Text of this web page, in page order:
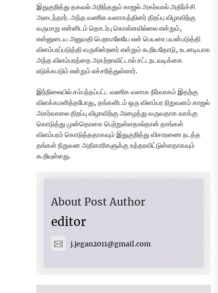
இதுகுறித்து தகவல் அறிந்ததும் காஜல் அகர்வால் அதிர்ச்சி
அடைந்தார். அந்த வணிக வளாகத்தினர் திறப்பு விழாவிற்கு
வருமாறு என்னிடம் தொடர்பு கொள்ளவில்லை என்றும்,
என்னுடைய அனுமதி பெறாமலேயே என் பெயரை பயன்படுத்தி
விளம்பரப்படுத்தி வருகின்றனர் என்றும் கூறியதோடு, உடனடியாக
அந்த விளம்பரத்தை அகற்றாவிட்டால் சட்டநடவடிக்கை
எடுக்கபடும் என்றும் எச்சரித்துள்ளார்.
இந்நிலையில் சம்பந்தப்பட்ட வணிக வளாக நிர்வாகம் இதற்கு
விளக்கமளித்தபோது, தங்களிடம் ஒரு விளம்பர நிறுவனம் காஜல்
அகர்வாலை திறப்பு விழாவிற்கு அழைத்து வருவதாக வாக்கு
கொடுத்து முன்தொகை பெற்றுள்ளதால்தான் தாங்கள்
விளம்பரம் கொடுத்ததாகவும் இதுகுறித்து விசாரணை நடத்த
தங்கள் நிறுவன அதிகாரிகளுக்கு உத்தரவிட்டுள்ளதாகவும்
கூறியுள்ளது.
About Post Author
editor
j.jegan2011@gmail.com